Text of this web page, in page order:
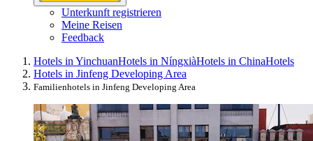
Unterkunft registrieren
Meine Reisen
Feedback
Hotels in YinchuanHotels in NíngxiàHotels in ChinaHotels
Hotels in Jinfeng Developing Area
Familienhotels in Jinfeng Developing Area